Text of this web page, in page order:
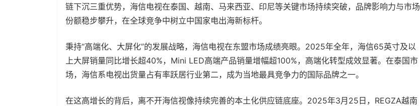
链下沉三重优势，海信电视在泰国、越南、马来西亚、印尼等关键市场持续突破，品牌影响力与市场
份额稳步攀升，在全球竞争中树立中国家电出海新标杆。
秉持“高端化、大屏化”的发展战略，海信电视在东盟市场成绩亮眼。2025年全年，海信65英寸及以
上大屏销量同比增长超40%，Mini LED高端产品销量增幅超100%，高端化转型成效显著。在泰国市
场，海信系电视出货量占有率跃居行业第二，成为当地最具竞争力的国际品牌之一。
在这高增长的背后，离不开海信视像持续完善的本土化供应链底座。2025年3月25日，REGZA越南